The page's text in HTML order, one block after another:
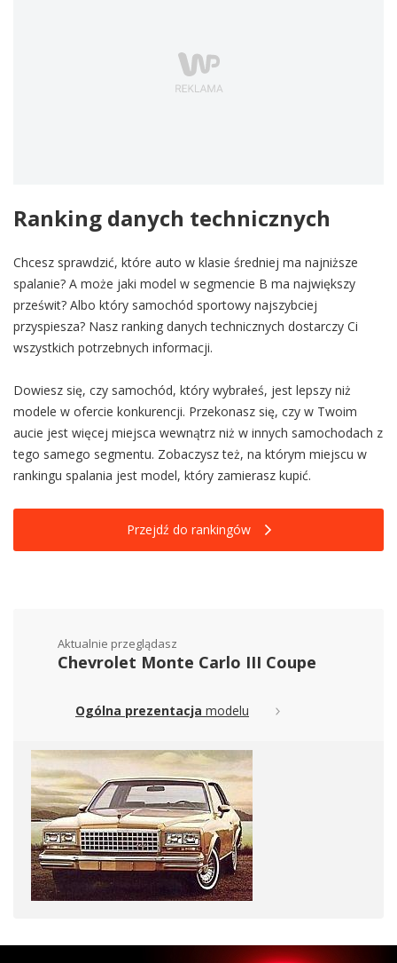
Ranking danych technicznych
Chcesz sprawdzić, które auto w klasie średniej ma najniższe
spalanie? A może jaki model w segmencie B ma największy
prześwit? Albo który samochód sportowy najszybciej
przyspiesza? Nasz ranking danych technicznych dostarczy Ci
wszystkich potrzebnych informacji.
Dowiesz się, czy samochód, który wybrałeś, jest lepszy niż
modele w ofercie konkurencji. Przekonasz się, czy w Twoim
aucie jest więcej miejsca wewnątrz niż w innych samochodach z
tego samego segmentu. Zobaczysz też, na którym miejscu w
rankingu spalania jest model, który zamierasz kupić.
Przejdź do rankingów
Aktualnie przeglądasz
Chevrolet Monte Carlo III Coupe
Ogólna prezentacja modelu